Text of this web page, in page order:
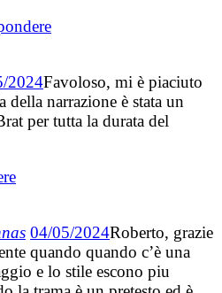
2024Favoloso, mi è piaciuto
della narrazione è stata un
per tutta la durata del
04/05/2024Roberto, grazie
quando quando c’è una
e lo stile escono piu